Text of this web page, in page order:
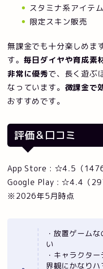
スタミナ系アイテ
限定スキン販売
無課金でも十分楽しめま
す。 毎日ダイヤや育成素
非常に優秀で、長く遊ぶ
なっています。 微課金で
おすすめです。
評価＆口コミ
App Store : ☆4.5（1476
Google Play : ☆4.4（
※2026年5月時点
・放置ゲーム
い
・キャラクタ
界観にかなりハ